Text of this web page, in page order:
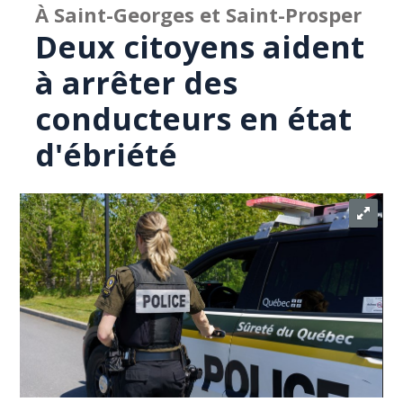
À Saint-Georges et Saint-Prosper
Deux citoyens aident
à arrêter des
conducteurs en état
d'ébriété